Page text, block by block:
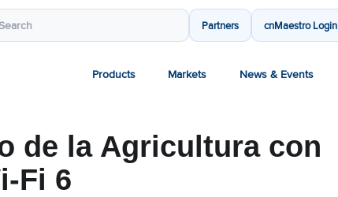
Partners cnMaestro Login
Products Markets News & Events
de la Agricultura con
Fi 6